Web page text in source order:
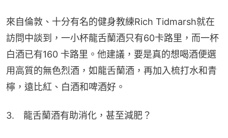
來自倫敦、十分有名的健身教練Rich Tidmarsh就在
訪問中談到，一小杯龍舌蘭酒只有60卡路里，而一杯
白酒已有160 卡路里。他建議，要是真的想喝酒便選
用高質的無色烈酒，如龍舌蘭酒，再加入梳打水和青
檸，遠比紅、白酒和啤酒好。
3.　龍舌蘭酒有助消化，甚至減肥？